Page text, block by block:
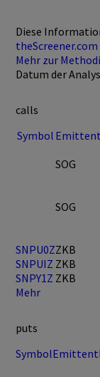
Diese
theScreener.com
Mehr zur
Datum der
calls
Symbol Emittent
SOG
SOG
SNPU0ZZKB
SNPUIZ ZKB
SNPY1Z ZKB
Mehr
puts
SymbolEmittent